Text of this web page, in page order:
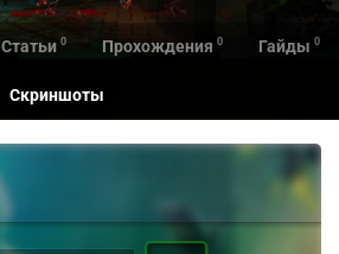
Статьи 0 Прохождения 0 Гайды 0
Скриншоты